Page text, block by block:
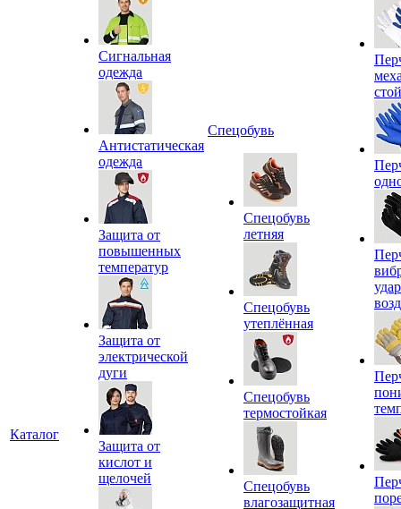
Каталог
Сигнальная
одежда
Антистатическая
одежда
Защита от
повышенных
температур
Защита от
электрической
дуги
Защита от
кислот и
щелочей
Спецобувь
Спецобувь
летняя
Спецобувь
утеплённая
Спецобувь
термостойкая
Спецобувь
влагозащитная